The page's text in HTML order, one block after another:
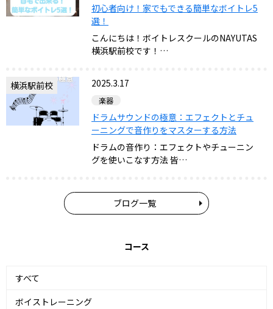
初心者向け！家でもできる簡単なボイトレ5
選！
こんにちは！ボイトレスクールのNAYUTAS
横浜駅前校です！…
横浜駅前校 2025.3.17
楽器
ドラムサウンドの極意：エフェクトとチュ
ーニングで音作りをマスターする方法
ドラムの音作り：エフェクトやチューニン
グを使いこなす方法 皆…
ブログ一覧
コース
すべて
ボイストレーニング